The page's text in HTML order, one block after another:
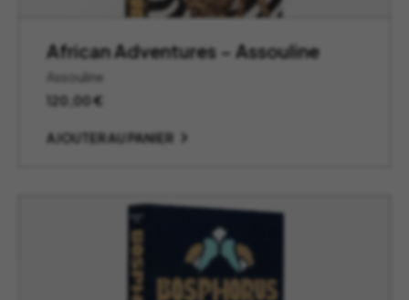
African Adventures – Assouline
Assouline
120,00€
AJOUTER AU PANIER